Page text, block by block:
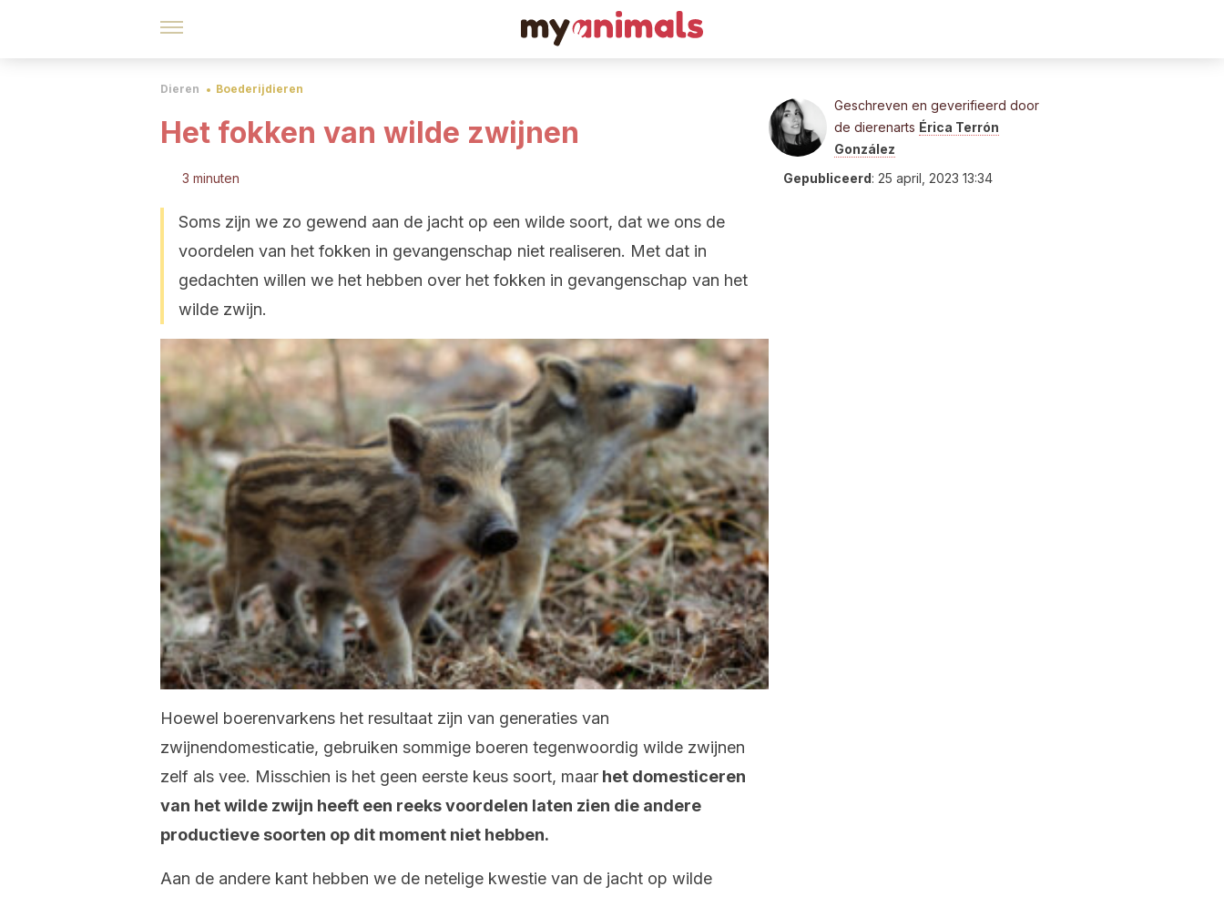
Dieren Boederijdieren
Het fokken van wilde zwijnen
3 minuten
Soms zijn we zo gewend aan de jacht op een wilde soort, dat we ons de
voordelen van het fokken in gevangenschap niet realiseren. Met dat in
gedachten willen we het hebben over het fokken in gevangenschap van het
wilde zwijn.
Hoewel boerenvarkens het resultaat zijn van generaties van
zwijnendomesticatie, gebruiken sommige boeren tegenwoordig wilde zwijnen
zelf als vee. Misschien is het geen eerste keus soort, maar het domesticeren
van het wilde zwijn heeft een reeks voordelen laten zien die andere
productieve soorten op dit moment niet hebben.
Aan de andere kant hebben we de netelige kwestie van de jacht op wilde
Geschreven en geverifieerd door
de dierenarts Érica Terrón
González
Gepubliceerd: 25 april, 2023 13:34